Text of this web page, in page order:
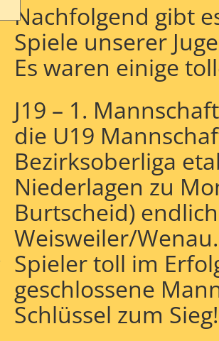
Nachfolgend gibt
Spiele unserer
Es waren einige
J19 – 1.
die U19
Bezirksoberliga
Niederlagen zu
Burtscheid)
Weisweiler/
Spieler toll im
geschlossene
Schlüssel zum Sieg!